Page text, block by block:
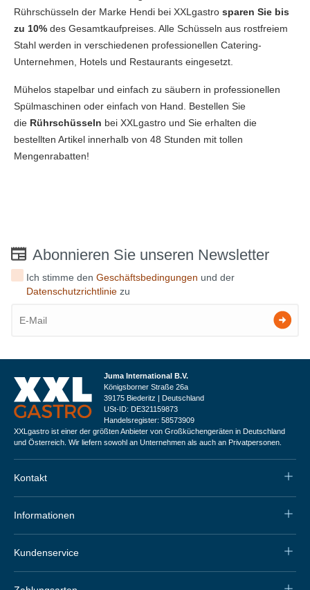
Rührschüsseln der Marke Hendi bei XXLgastro sparen Sie bis
zu 10% des Gesamtkaufpreises. Alle Schüsseln aus rostfreiem
Stahl werden in verschiedenen professionellen Catering-
Unternehmen, Hotels und Restaurants eingesetzt.
Mühelos stapelbar und einfach zu säubern in professionellen
Spülmaschinen oder einfach von Hand. Bestellen Sie
die Rührschüsseln bei XXLgastro und Sie erhalten die
bestellten Artikel innerhalb von 48 Stunden mit tollen
Mengenrabatten!
Abonnieren Sie unseren Newsletter
Ich stimme denGeschäftsbedingungen und der
Datenschutzrichtlinie zu
Juma International B.V.
Königsborner Straße 26a
39175 Biederitz | Deutschland
USt-ID: DE321159873
Handelsregister: 58573909
XXLgastro ist einer der größten Anbieter von Großküchengeräten in Deutschland
und Österreich. Wir liefern sowohl an Unternehmen als auch an Privatpersonen.
Kontakt
Informationen
Kundenservice